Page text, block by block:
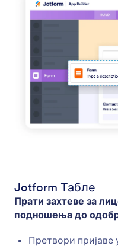
Jotform Табле
Прати захтеве за
подношења до
Претвори пријаве